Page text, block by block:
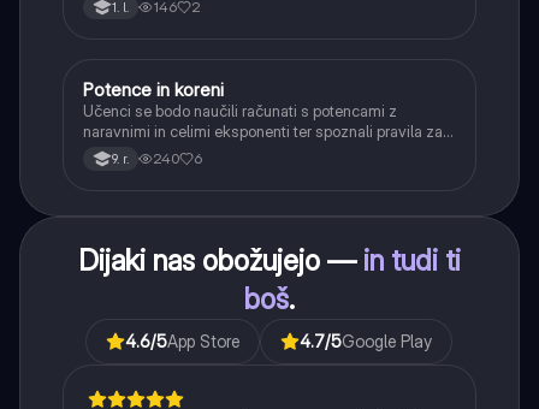
1. l. 146 2
Matematika
Potence in koreni
Učenci se bodo naučili računati s potencami z
naravnimi in celimi eksponenti ter spoznali pravila za
računanje z njimi. Obravnavali bodo kvadratne in
kubične korene ter delno korenjenje in racionalizacijo
9. r. 240 6
Dijaki nas obožujejo — in tudi ti
boš.
4.6/5App Store 4.7/5Google Play